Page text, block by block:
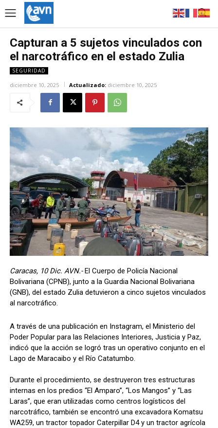
Capturan a 5 sujetos vinculados con
el narcotráfico en el estado Zulia
SEGURIDAD
diciembre 10, 2025 Actualizado: diciembre 10, 2025
Caracas, 10 Dic. AVN.-El Cuerpo de Policía Nacional
Bolivariana (CPNB), junto a la Guardia Nacional Bolivariana
(GNB), del estado Zulia detuvieron a cinco sujetos vinculados
al narcotráfico.
A través de una publicación en Instagram, el Ministerio del
Poder Popular para las Relaciones Interiores, Justicia y Paz,
indicó que la acción se logró tras un operativo conjunto en el
Lago de Maracaibo y el Río Catatumbo.
Durante el procedimiento, se destruyeron tres estructuras
internas en los predios “El Amparo”, “Los Mangos” y “Las
Laras”, que eran utilizadas como centros logísticos del
narcotráfico, también se encontró una excavadora Komatsu
WA259, un tractor topador Caterpillar D4 y un tractor agrícola